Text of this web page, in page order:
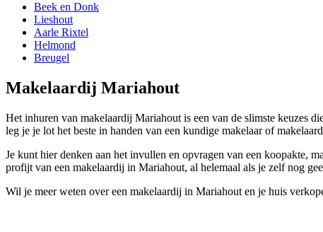
Beek en Donk
Lieshout
Aarle Rixtel
Helmond
Breugel
Makelaardij Mariahout
Het inhuren van makelaardij Mariahout is een van de slimste keuzes
leg je je lot het beste in handen van een kundige makelaar of
Je kunt hier denken aan het invullen en opvragen van een koopakte,
profijt van een makelaardij in Mariahout, al helemaal als je zelf nog
Wil je meer weten over een makelaardij in Mariahout en je huis